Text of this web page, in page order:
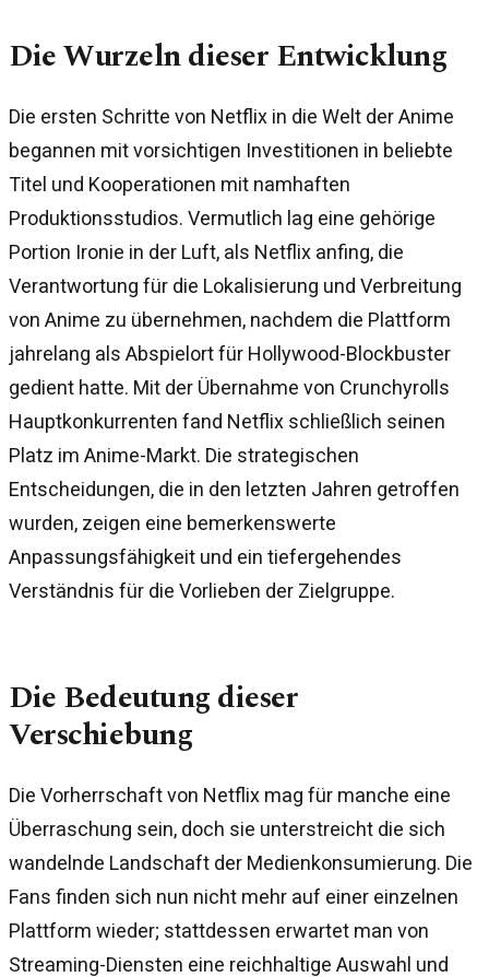
Die Wurzeln dieser Entwicklung
Die ersten Schritte von Netflix in die Welt der Anime
begannen mit vorsichtigen Investitionen in beliebte
Titel und Kooperationen mit namhaften
Produktionsstudios. Vermutlich lag eine gehörige
Portion Ironie in der Luft, als Netflix anfing, die
Verantwortung für die Lokalisierung und Verbreitung
von Anime zu übernehmen, nachdem die Plattform
jahrelang als Abspielort für Hollywood-Blockbuster
gedient hatte. Mit der Übernahme von Crunchyrolls
Hauptkonkurrenten fand Netflix schließlich seinen
Platz im Anime-Markt. Die strategischen
Entscheidungen, die in den letzten Jahren getroffen
wurden, zeigen eine bemerkenswerte
Anpassungsfähigkeit und ein tiefergehendes
Verständnis für die Vorlieben der Zielgruppe.
Die Bedeutung dieser
Verschiebung
Die Vorherrschaft von Netflix mag für manche eine
Überraschung sein, doch sie unterstreicht die sich
wandelnde Landschaft der Medienkonsumierung. Die
Fans finden sich nun nicht mehr auf einer einzelnen
Plattform wieder; stattdessen erwartet man von
Streaming-Diensten eine reichhaltige Auswahl und